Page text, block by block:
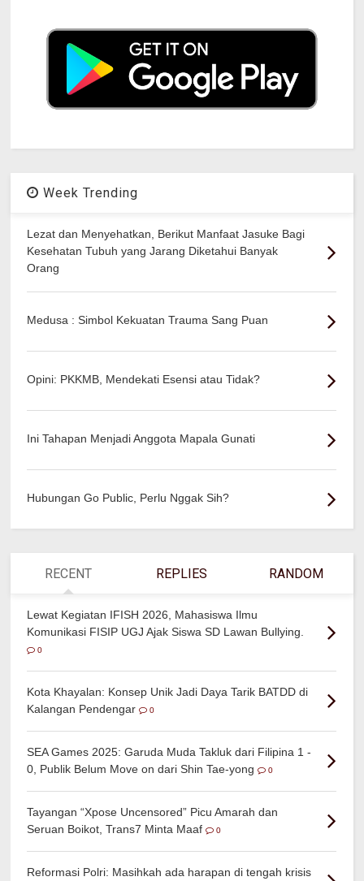
Week Trending
Lezat dan Menyehatkan, Berikut Manfaat Jasuke Bagi
Kesehatan Tubuh yang Jarang Diketahui Banyak
Orang
Medusa : Simbol Kekuatan Trauma Sang Puan
Opini: PKKMB, Mendekati Esensi atau Tidak?
Ini Tahapan Menjadi Anggota Mapala Gunati
Hubungan Go Public, Perlu Nggak Sih?
RECENT REPLIES RANDOM
Lewat Kegiatan IFISH 2026, Mahasiswa Ilmu
Komunikasi FISIP UGJ Ajak Siswa SD Lawan Bullying.
0
Kota Khayalan: Konsep Unik Jadi Daya Tarik BATDD di
Kalangan Pendengar
0
SEA Games 2025: Garuda Muda Takluk dari Filipina 1 -
0, Publik Belum Move on dari Shin Tae-yong
0
Tayangan “Xpose Uncensored” Picu Amarah dan
Seruan Boikot, Trans7 Minta Maaf
0
Reformasi Polri: Masihkah ada harapan di tengah krisis